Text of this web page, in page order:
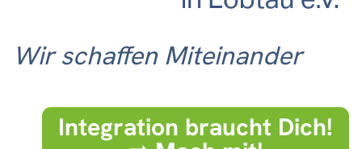
Wir schaffen Miteinander
Integration braucht Dich!